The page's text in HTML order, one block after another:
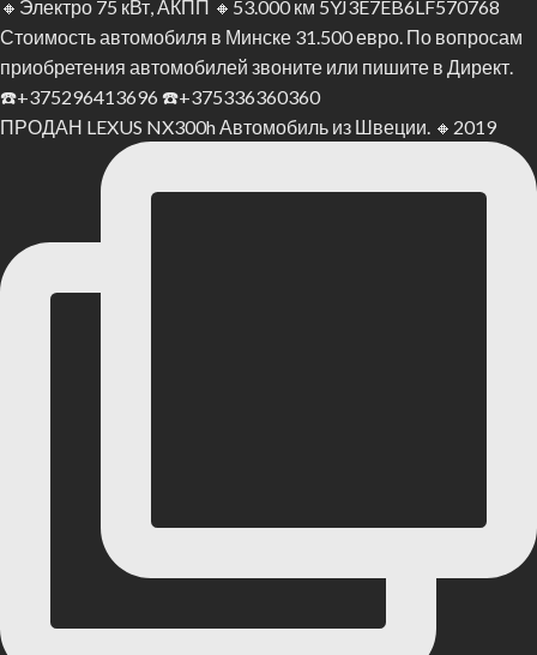
ПРОДАН LEXUS NX300h Автомобиль из Швеции. 🔸2019